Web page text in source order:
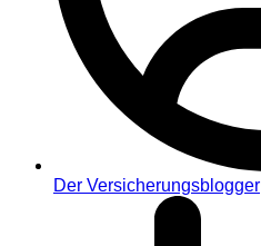
Der Versicherungsblogger